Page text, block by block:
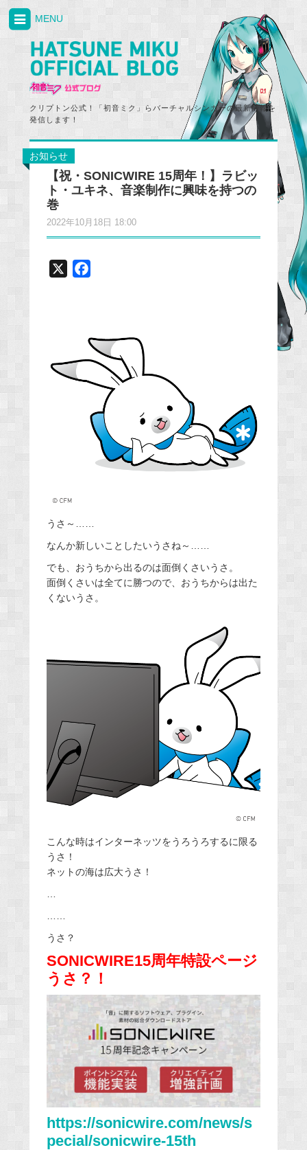
クリプトン公式！「初音ミク」らバーチャルシンガーの最新情報を
発信します！
MENU
お知らせ
【祝・SONICWIRE 15周年！】ラビッ
ト・ユキネ、音楽制作に興味を持つの
巻
2022年10月18日 18:00
b
o
うさ～……
なんか新しいことしたいうさね～……
でも、おうちから出るのは面倒くさいうさ。
面倒くさいは全てに勝つので、おうちからは出た
くないうさ。
こんな時はインターネッツをうろうろするに限る
うさ！
ネットの海は広大うさ！
うさ？
SONICWIRE15周年特設ページ
うさ？！
https://sonicwire.com/news/s
pecial/sonicwire-15th